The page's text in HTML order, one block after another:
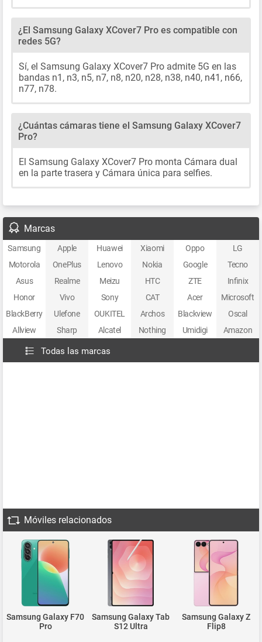
¿El Samsung Galaxy XCover7 Pro es compatible con
redes 5G?
Sí, el Samsung Galaxy XCover7 Pro admite 5G en las
bandas n1, n3, n5, n7, n8, n20, n28, n38, n40, n41, n66,
n77, n78.
¿Cuántas cámaras tiene el Samsung Galaxy XCover7
Pro?
El Samsung Galaxy XCover7 Pro monta Cámara dual
en la parte trasera y Cámara única para selfies.
Marcas
Samsung Apple Huawei Xiaomi Oppo
LG
Motorola
OnePlus Lenovo Nokia Google
Tecno
Asus
Realme Meizu HTC ZTE
Infinix
Honor
Vivo Sony CAT Acer
Microsoft
BlackBerry
Ulefone OUKITEL Archos Blackview
Oscal
Allview
Sharp Alcatel Nothing Umidigi Amazon
Todas las marcas
Móviles relacionados
Samsung Galaxy F70
Pro
Samsung Galaxy Tab
S12 Ultra
Samsung Galaxy Z
Flip8